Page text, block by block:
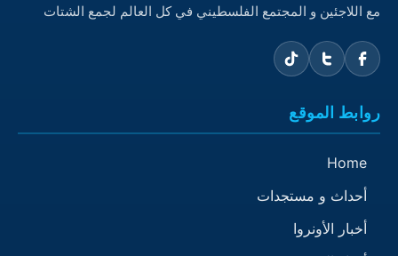
مع اللاجئين و المجتمع الفلسطيني في كل العالم لجمع الشتات
روابط الموقع
Home
أحداث و مستجدات
أخبار الأونروا